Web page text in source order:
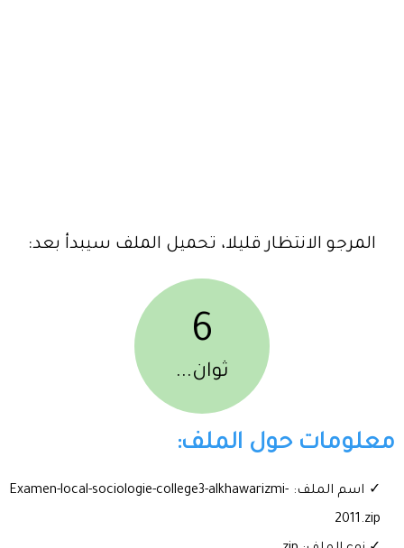
المرجو الانتظار قليلا، تحميل الملف سيبدأ بعد:
6
ثوان...
معلومات حول الملف:
✓ اسم الملف: Examen-local-sociologie-college3-alkhawarizmi-
2011.zip